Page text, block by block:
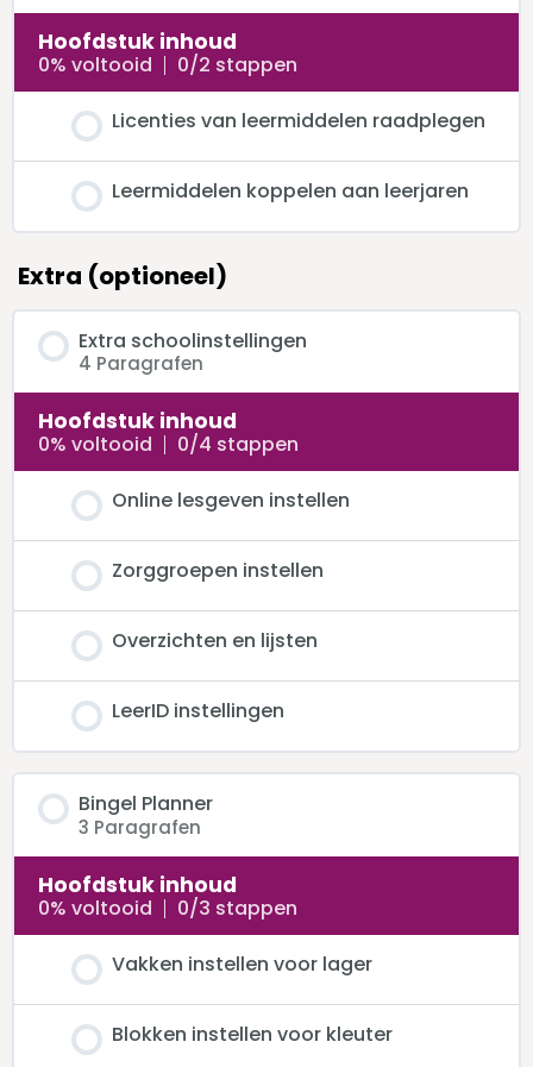
Hoofdstuk inhoud
0% voltooid 0/2 stappen
Licenties van leermiddelen raadplegen
Leermiddelen koppelen aan leerjaren
Extra (optioneel)
Extra schoolinstellingen
4 Paragrafen
Hoofdstuk inhoud
0% voltooid 0/4 stappen
Online lesgeven instellen
Zorggroepen instellen
Overzichten en lijsten
LeerID instellingen
Bingel Planner
3 Paragrafen
Hoofdstuk inhoud
0% voltooid 0/3 stappen
Vakken instellen voor lager
Blokken instellen voor kleuter